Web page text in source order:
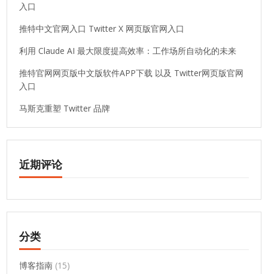
入口
推特中文官网入口 Twitter X 网页版官网入口
利用 Claude AI 最大限度提高效率：工作场所自动化的未来
推特官网网页版中文版软件APP下载 以及 Twitter网页版官网
入口
马斯克重塑 Twitter 品牌
近期评论
分类
博客指南 (15)